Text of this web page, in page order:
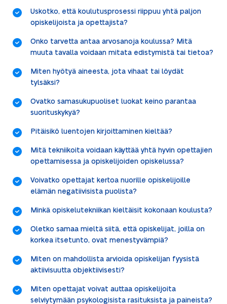
Uskotko, että koulutusprosessi riippuu yhtä paljon
opiskelijoista ja opettajista?
Onko tarvetta antaa arvosanoja koulussa? Mitä
muuta tavalla voidaan mitata edistymistä tai tietoa?
Miten hyötyä aineesta, jota vihaat tai löydät
tylsäksi?
Ovatko samasukupuoliset luokat keino parantaa
suorituskykyä?
Pitäisikö luentojen kirjoittaminen kieltää?
Mitä tekniikoita voidaan käyttää yhtä hyvin opettajien
opettamisessa ja opiskelijoiden opiskelussa?
Voivatko opettajat kertoa nuorille opiskelijoille
elämän negatiivisista puolista?
Minkä opiskelutekniikan kieltäisit kokonaan koulusta?
Oletko samaa mieltä siitä, että opiskelijat, joilla on
korkea itsetunto, ovat menestyvämpiä?
Miten on mahdollista arvioida opiskelijan fyysistä
aktiivisuutta objektiivisesti?
Miten opettajat voivat auttaa opiskelijoita
selviytymään psykologisista rasituksista ja paineista?